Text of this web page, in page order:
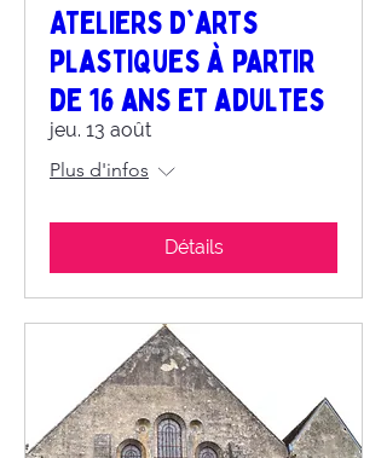
Ateliers d'arts
plastiques à partir
de 16 ans et adultes
jeu. 13 août
Plus d'infos
Détails